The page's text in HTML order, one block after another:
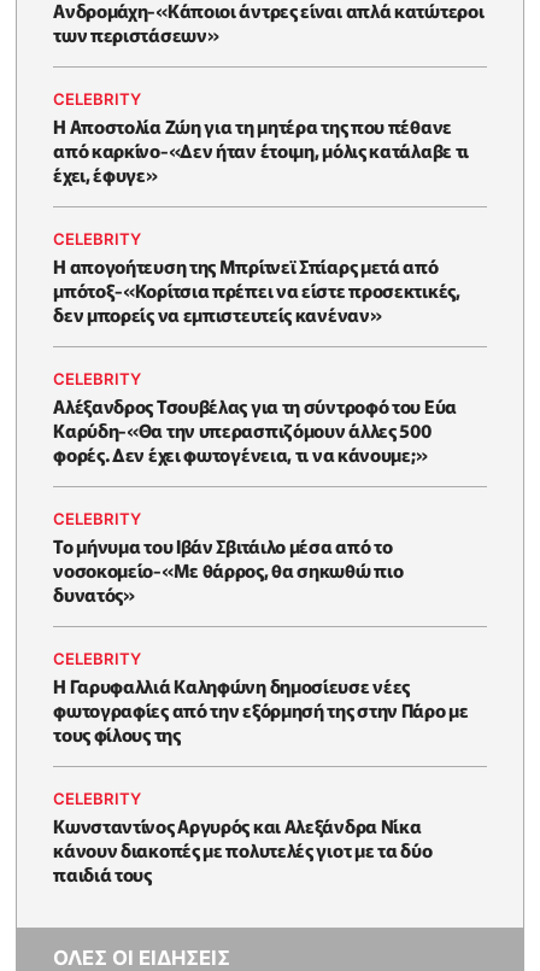
Ανδρομάχη-«Κάποιοι άντρες είναι απλά κατώτεροι
των περιστάσεων»
CELEBRITY
Η Αποστολία Ζώη για τη μητέρα της που πέθανε
από καρκίνο-«Δεν ήταν έτοιμη, μόλις κατάλαβε τι
έχει, έφυγε»
CELEBRITY
Η απογοήτευση της Μπρίτνεϊ Σπίαρς μετά από
μπότοξ-«Κορίτσια πρέπει να είστε προσεκτικές,
δεν μπορείς να εμπιστευτείς κανέναν»
CELEBRITY
Αλέξανδρος Τσουβέλας για τη σύντροφό του Εύα
Καρύδη-«Θα την υπερασπιζόμουν άλλες 500
φορές. Δεν έχει φωτογένεια, τι να κάνουμε;»
CELEBRITY
Το μήνυμα του Ιβάν Σβιτάιλο μέσα από το
νοσοκομείο-«Με θάρρος, θα σηκωθώ πιο
δυνατός»
CELEBRITY
Η Γαρυφαλλιά Καληφώνη δημοσίευσε νέες
φωτογραφίες από την εξόρμησή της στην Πάρο με
τους φίλους της
CELEBRITY
Κωνσταντίνος Αργυρός και Αλεξάνδρα Νίκα
κάνουν διακοπές με πολυτελές γιοτ με τα δύο
παιδιά τους
ΟΛΕΣ ΟΙ ΕΙΔΗΣΕΙΣ